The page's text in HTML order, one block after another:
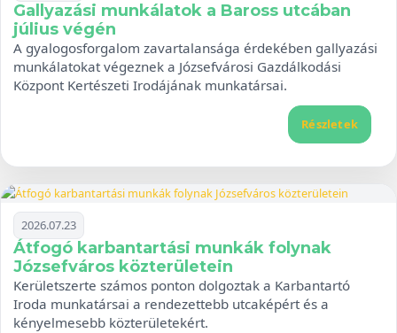
Gallyazási munkálatok a Baross utcában
július végén
A gyalogosforgalom zavartalansága érdekében gallyazási
munkálatokat végeznek a Józsefvárosi Gazdálkodási
Központ Kertészeti Irodájának munkatársai.
Részletek
2026.07.23
Átfogó karbantartási munkák folynak
Józsefváros közterületein
Kerületszerte számos ponton dolgoztak a Karbantartó
Iroda munkatársai a rendezettebb utcaképért és a
kényelmesebb közterületekért.